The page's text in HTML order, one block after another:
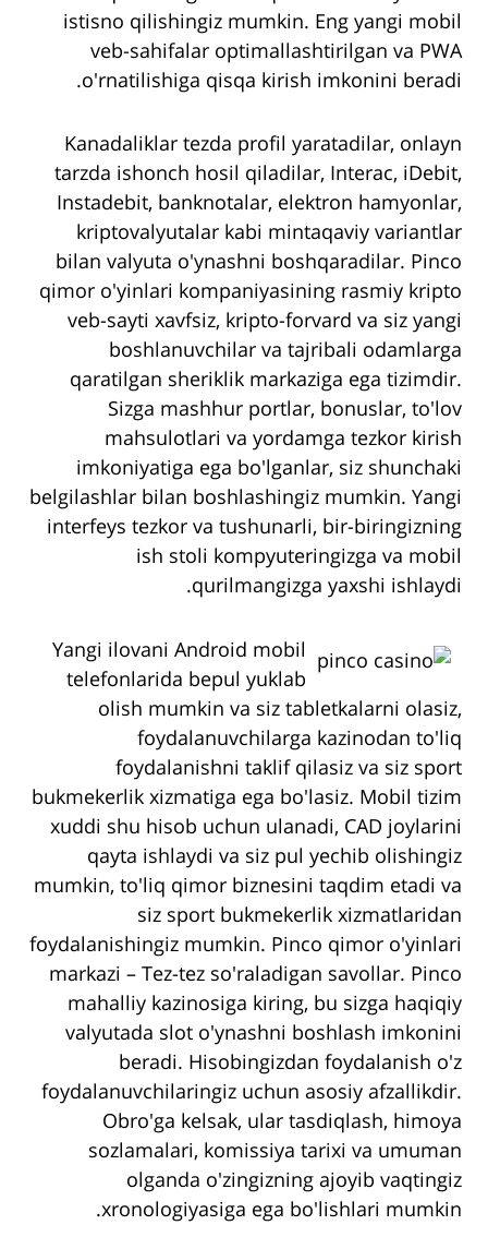
istisno qilishingiz mumkin. Eng yangi mobil
veb-sahifalar optimallashtirilgan va PWA
o'rnatilishiga qisqa kirish imkonini beradi.
Kanadaliklar tezda profil yaratadilar, onlayn
tarzda ishonch hosil qiladilar, Interac, iDebit,
Instadebit, banknotalar, elektron hamyonlar,
kriptovalyutalar kabi mintaqaviy variantlar
bilan valyuta o'ynashni boshqaradilar. Pinco
qimor o'yinlari kompaniyasining rasmiy kripto
veb-sayti xavfsiz, kripto-forvard va siz yangi
boshlanuvchilar va tajribali odamlarga
qaratilgan sheriklik markaziga ega tizimdir.
Sizga mashhur portlar, bonuslar, to'lov
mahsulotlari va yordamga tezkor kirish
imkoniyatiga ega bo'lganlar, siz shunchaki
belgilashlar bilan boshlashingiz mumkin. Yangi
interfeys tezkor va tushunarli, bir-biringizning
ish stoli kompyuteringizga va mobil
qurilmangizga yaxshi ishlaydi.
Yangi ilovani Android mobil
telefonlarida bepul yuklab
olish mumkin va siz tabletkalarni olasiz,
foydalanuvchilarga kazinodan to'liq
foydalanishni taklif qilasiz va siz sport
bukmekerlik xizmatiga ega bo'lasiz. Mobil tizim
xuddi shu hisob uchun ulanadi, CAD joylarini
qayta ishlaydi va siz pul yechib olishingiz
mumkin, to'liq qimor biznesini taqdim etadi va
siz sport bukmekerlik xizmatlaridan
foydalanishingiz mumkin. Pinco qimor o'yinlari
markazi – Tez-tez so'raladigan savollar. Pinco
mahalliy kazinosiga kiring, bu sizga haqiqiy
valyutada slot o'ynashni boshlash imkonini
beradi. Hisobingizdan foydalanish o'z
foydalanuvchilaringiz uchun asosiy afzallikdir.
Obro'ga kelsak, ular tasdiqlash, himoya
sozlamalari, komissiya tarixi va umuman
olganda o'zingizning ajoyib vaqtingiz
xronologiyasiga ega bo'lishlari mumkin.